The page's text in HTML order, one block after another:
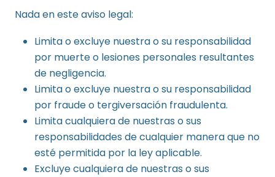
Nada en este aviso legal:
Limita o excluye nuestra o su responsabilidad
por muerte o lesiones personales resultantes
de negligencia.
Limita o excluye nuestra o su responsabilidad
por fraude o tergiversación fraudulenta.
Limita cualquiera de nuestras o sus
responsabilidades de cualquier manera que no
esté permitida por la ley aplicable.
Excluye cualquiera de nuestras o sus